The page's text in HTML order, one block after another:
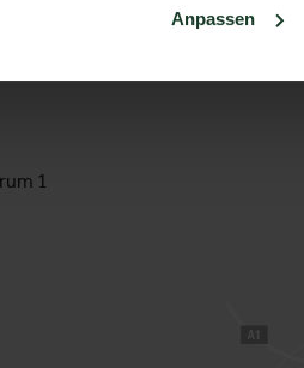
Anpassen
1